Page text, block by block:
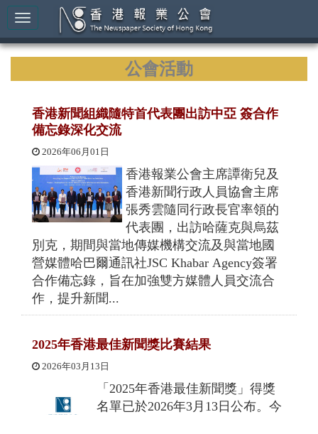
公會活動
香港新聞組織隨特首代表團出訪中亞 簽合作
備忘錄深化交流
2026年06月01日
香港報業公會主席譚衛兒及
香港新聞行政人員協會主席
張秀雲隨同行政長官率領的
代表團，出訪哈薩克與烏茲
別克，期間與當地傳媒機構交流及與當地國
營媒體哈巴爾通訊社JSC Khabar Agency簽署
合作備忘錄，旨在加強雙方媒體人員交流合
作，提升新聞...
2025年香港最佳新聞獎比賽結果
2026年03月13日
「2025年香港最佳新聞獎」得獎
名單已於2026年3月13日公布。今